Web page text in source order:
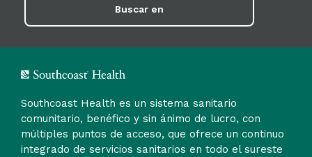
1525 Wampanoag Trail # 203
Riverside RI 02915
Cómo llegar
Buscar en
Southcoast Health es un sistema sanitario
comunitario, benéfico y sin ánimo de lucro, con
múltiples puntos de acceso, que ofrece un continuo
integrado de servicios sanitarios en todo el sureste